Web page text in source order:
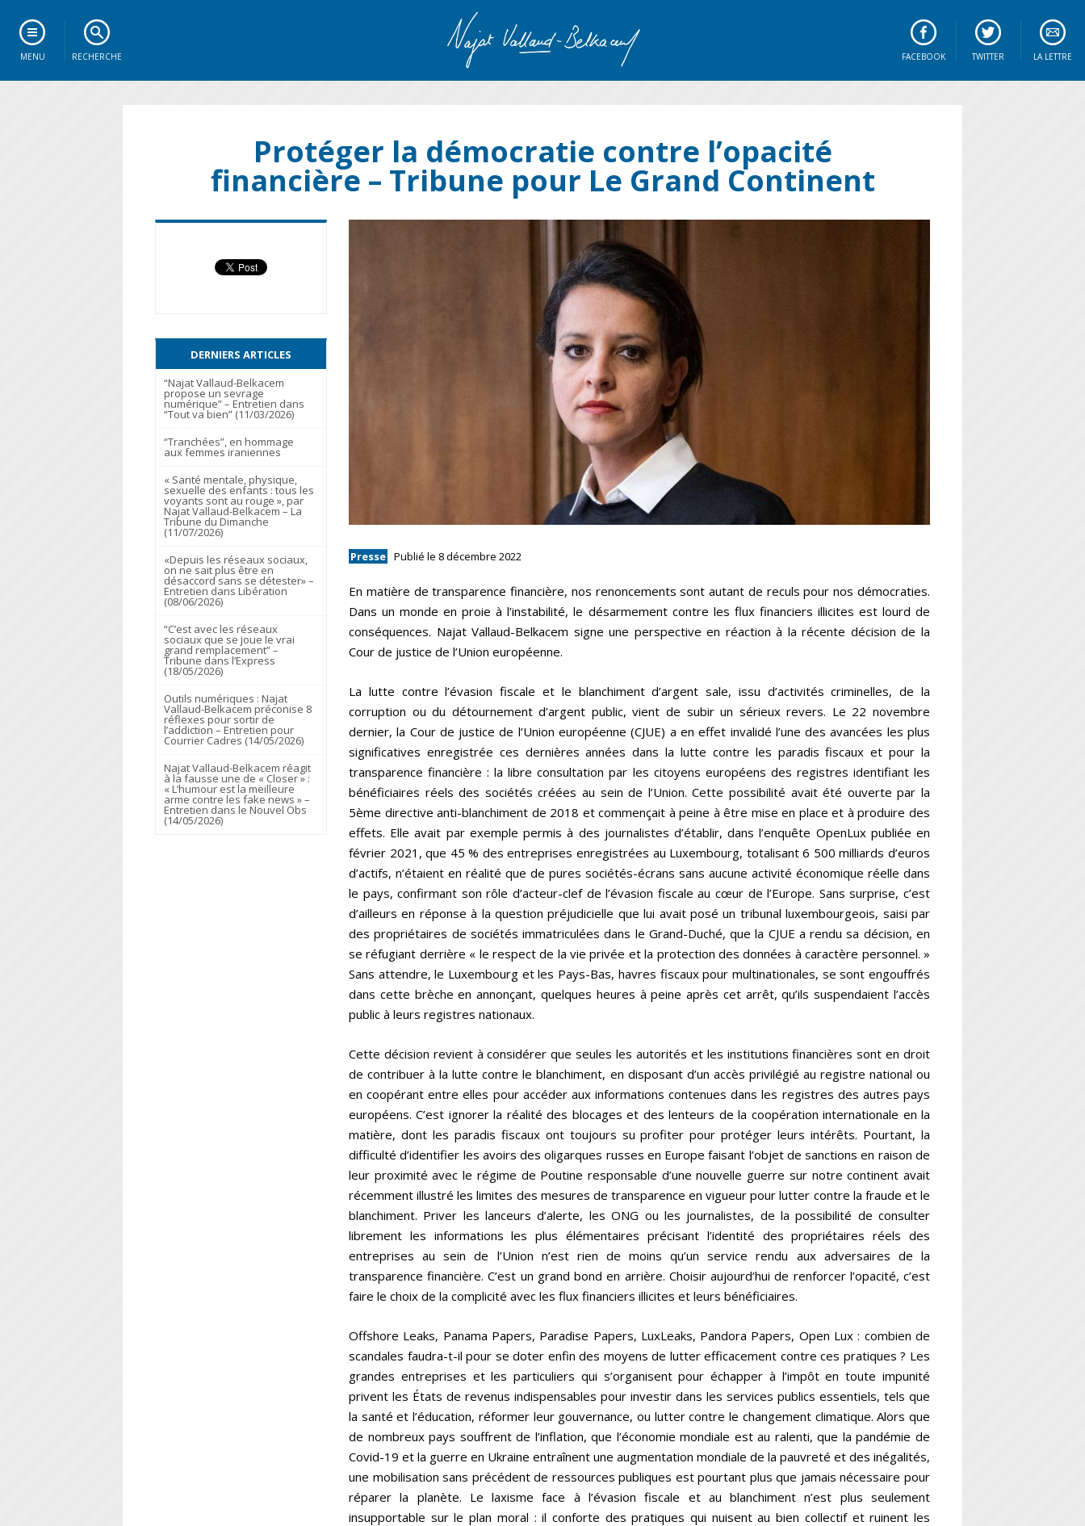
MENU RECHERCHE LA LETTRE
TWITTER
FACEBOOK
Protéger la démocratie contre l’opacité
financière – Tribune pour Le Grand Continent
Presse Publié le 8 décembre 2022
En matière de transparence financière, nos renoncements sont autant de reculs pour nos démocraties.
Dans un monde en proie à l’instabilité, le désarmement contre les flux financiers illicites est lourd de
conséquences. Najat Vallaud-Belkacem signe une perspective en réaction à la récente décision de la
Cour de justice de l’Union européenne.
La lutte contre l’évasion fiscale et le blanchiment d’argent sale, issu d’activités criminelles, de la
corruption ou du détournement d’argent public, vient de subir un sérieux revers. Le 22 novembre
dernier, la Cour de justice de l’Union européenne (CJUE) a en effet invalidé l’une des avancées les plus
significatives enregistrée ces dernières années dans la lutte contre les paradis fiscaux et pour la
transparence financière : la libre consultation par les citoyens européens des registres identifiant les
bénéficiaires réels des sociétés créées au sein de l’Union. Cette possibilité avait été ouverte par la
5ème directive anti-blanchiment de 2018 et commençait à peine à être mise en place et à produire des
effets. Elle avait par exemple permis à des journalistes d’établir, dans l’enquête OpenLux publiée en
février 2021, que 45 % des entreprises enregistrées au Luxembourg, totalisant 6 500 milliards d’euros
d’actifs, n’étaient en réalité que de pures sociétés-écrans sans aucune activité économique réelle dans
le pays, confirmant son rôle d’acteur-clef de l’évasion fiscale au cœur de l’Europe. Sans surprise, c’est
d’ailleurs en réponse à la question préjudicielle que lui avait posé un tribunal luxembourgeois, saisi par
des propriétaires de sociétés immatriculées dans le Grand-Duché, que la CJUE a rendu sa décision, en
se réfugiant derrière « le respect de la vie privée et la protection des données à caractère personnel. »
Sans attendre, le Luxembourg et les Pays-Bas, havres fiscaux pour multinationales, se sont engouffrés
dans cette brèche en annonçant, quelques heures à peine après cet arrêt, qu’ils suspendaient l’accès
public à leurs registres nationaux.
Cette décision revient à considérer que seules les autorités et les institutions financières sont en droit
de contribuer à la lutte contre le blanchiment, en disposant d’un accès privilégié au registre national ou
en coopérant entre elles pour accéder aux informations contenues dans les registres des autres pays
européens. C’est ignorer la réalité des blocages et des lenteurs de la coopération internationale en la
matière, dont les paradis fiscaux ont toujours su profiter pour protéger leurs intérêts. Pourtant, la
difficulté d’identifier les avoirs des oligarques russes en Europe faisant l’objet de sanctions en raison de
leur proximité avec le régime de Poutine responsable d’une nouvelle guerre sur notre continent avait
récemment illustré les limites des mesures de transparence en vigueur pour lutter contre la fraude et le
blanchiment. Priver les lanceurs d’alerte, les ONG ou les journalistes, de la possibilité de consulter
librement les informations les plus élémentaires précisant l’identité des propriétaires réels des
entreprises au sein de l’Union n’est rien de moins qu’un service rendu aux adversaires de la
transparence financière. C’est un grand bond en arrière. Choisir aujourd’hui de renforcer l’opacité, c’est
faire le choix de la complicité avec les flux financiers illicites et leurs bénéficiaires.
Offshore Leaks, Panama Papers, Paradise Papers, LuxLeaks, Pandora Papers, Open Lux : combien de
scandales faudra-t-il pour se doter enfin des moyens de lutter efficacement contre ces pratiques ? Les
grandes entreprises et les particuliers qui s’organisent pour échapper à l’impôt en toute impunité
privent les États de revenus indispensables pour investir dans les services publics essentiels, tels que
la santé et l’éducation, réformer leur gouvernance, ou lutter contre le changement climatique. Alors que
de nombreux pays souffrent de l’inflation, que l’économie mondiale est au ralenti, que la pandémie de
Covid-19 et la guerre en Ukraine entraînent une augmentation mondiale de la pauvreté et des inégalités,
une mobilisation sans précédent de ressources publiques est pourtant plus que jamais nécessaire pour
réparer la planète. Le laxisme face à l’évasion fiscale et au blanchiment n’est plus seulement
insupportable sur le plan moral : il conforte des pratiques qui nuisent au bien collectif et ruinent les
DERNIERS ARTICLES
“Najat Vallaud-Belkacem
propose un sevrage
numérique” – Entretien dans
“Tout va bien” (11/03/2026)
“Tranchées”, en hommage
aux femmes iraniennes
« Santé mentale, physique,
sexuelle des enfants : tous les
voyants sont au rouge », par
Najat Vallaud-Belkacem – La
Tribune du Dimanche
(11/07/2026)
«Depuis les réseaux sociaux,
on ne sait plus être en
désaccord sans se détester» –
Entretien dans Libération
(08/06/2026)
“C’est avec les réseaux
sociaux que se joue le vrai
grand remplacement” –
Tribune dans l’Express
(18/05/2026)
Outils numériques : Najat
Vallaud-Belkacem préconise 8
réflexes pour sortir de
l’addiction – Entretien pour
Courrier Cadres (14/05/2026)
Najat Vallaud-Belkacem réagit
à la fausse une de « Closer » :
« L’humour est la meilleure
arme contre les fake news » –
Entretien dans le Nouvel Obs
(14/05/2026)